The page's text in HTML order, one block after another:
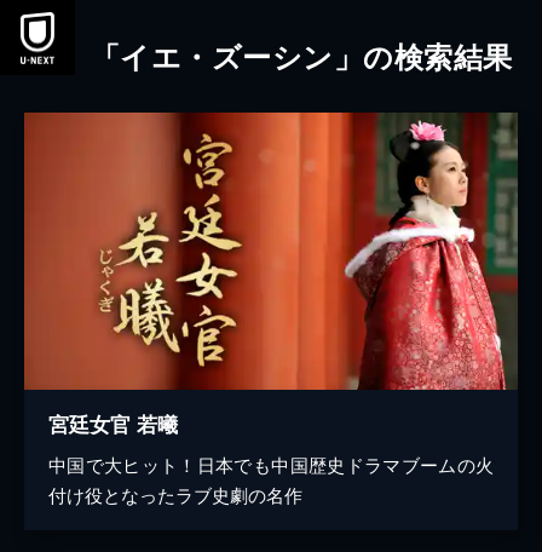
本文へスキップ
「イエ・ズーシン」の検索結果
宮廷女官 若曦
中国で大ヒット！日本でも中国歴史ドラマブームの火
付け役となったラブ史劇の名作